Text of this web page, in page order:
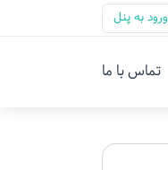
ورود به پنل
تماس با ما